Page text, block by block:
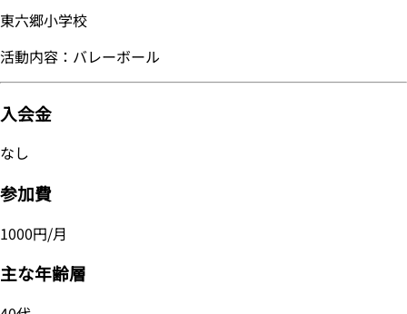
東六郷小学校
活動内容：バレーボール
入会金
なし
参加費
1000円/月
主な年齢層